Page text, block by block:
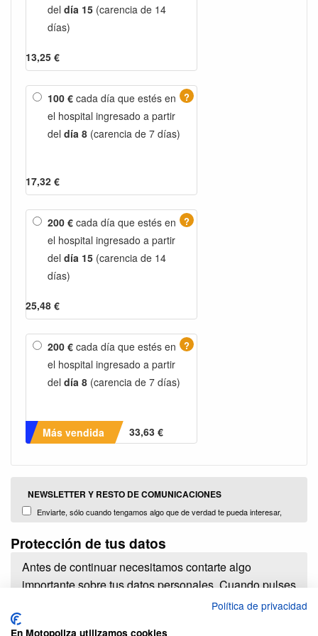
del día 15(carencia de 14
días)
13,25 €
100 €cada día que estés en
el hospital ingresado a partir
del día 8(carencia de 7 días)
17,32 €
?
200 €cada día que estés en
el hospital ingresado a partir
del día 15(carencia de 14
días)
25,48 €
?
200 €cada día que estés en
el hospital ingresado a partir
del día 8(carencia de 7 días)
Más vendida 33,63 €
?
NEWSLETTER Y RESTO DE COMUNICACIONES
Enviarte, sólo cuando tengamos algo que de verdad te pueda interesar,
y servicios o de terceros comercializados y distribuidos por nosotors (Plug
Protección de tus datos
Antes de continuar necesitamos contarte algo
importante sobre tus datos personales. Cuando pulses
el botón de contratar estarás dando a PlugBrokers
Política de privacidad
En Motopoliza utilizamos cookies